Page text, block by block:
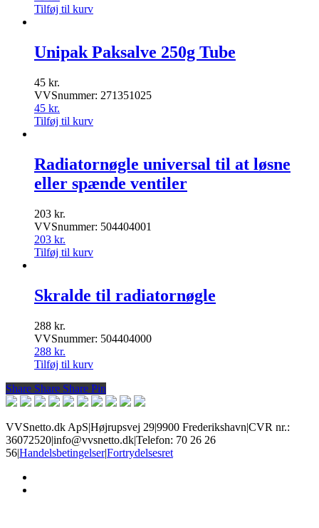
Tilføj til kurv
Unipak Paksalve 250g Tube
45 kr.
VVSnummer: 271351025
45 kr.
Tilføj til kurv
Radiatornøgle universal til at løsne
eller spænde ventiler
203 kr.
VVSnummer: 504404001
203 kr.
Tilføj til kurv
Skralde til radiatornøgle
288 kr.
VVSnummer: 504404000
288 kr.
Tilføj til kurv
Share
Share Share Share Pin
VVSnetto.dk ApS|Højrupsvej 29|9900 Frederikshavn|CVR nr.:
36072520|info@vvsnetto.dk|Telefon: 70 26 26
56|Handelsbetingelser|Fortrydelsesret